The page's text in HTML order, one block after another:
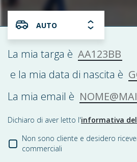
AUTO
La mia targa è AA123BB
e la mia data di nascita è
La mia email è
Dichiaro di aver letto l'informativa
Non sono cliente e desidero
commerciali